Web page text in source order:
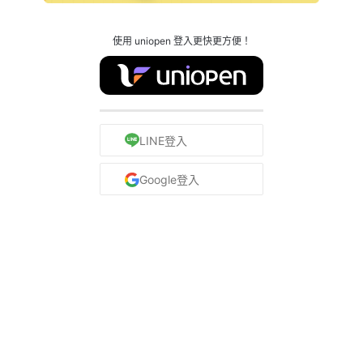
使用 uniopen 登入更快更方便！
LINE登入
Google登入